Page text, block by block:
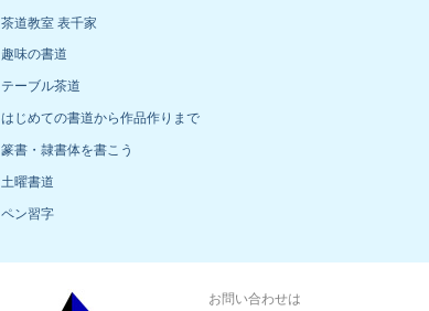
茶道教室 表千家
趣味の書道
テーブル茶道
はじめての書道から作品作りまで
篆書・隷書体を書こう
土曜書道
ペン習字
お問い合わせは